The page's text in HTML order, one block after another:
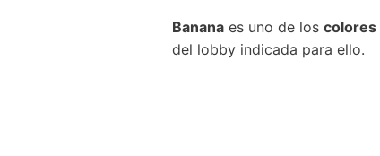
Banana es uno de los colores
del lobby indicada para ello.